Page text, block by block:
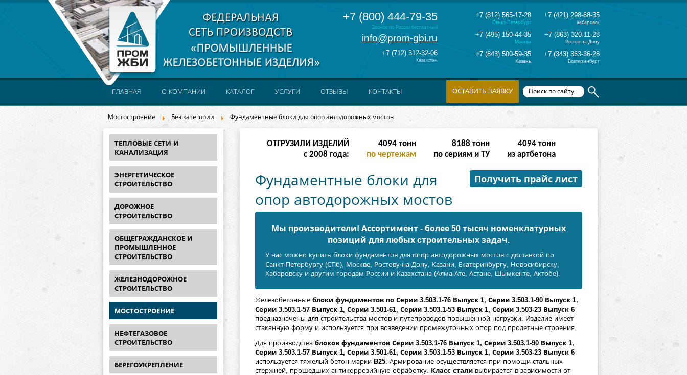
+7 (800) 444-79-35
Звонок по России бесплатный
info@prom-gbi.ru
+7 (712) 312-32-06
Казахстан
+7 (812) 565-17-28
Санкт-Петербург
+7 (421) 298-88-35
Хабаровск
+7 (495) 150-44-35
Москва
+7 (863) 320-11-28
Ростов-на-Дону
+7 (843) 500-59-35
Казань
+7 (343) 363-36-28
Екатеринбург
Мостостроение Без категории Фундаментные блоки для опор автодорожных мостов
ГЛАВНАЯ О КОМПАНИИ КАТАЛОГ УСЛУГИ ОТЗЫВЫ КОНТАКТЫ ОСТАВИТЬ ЗАЯВКУ
ТЕПЛОВЫЕ СЕТИ И
КАНАЛИЗАЦИЯ
ЭНЕРГЕТИЧЕСКОЕ
СТРОИТЕЛЬСТВО
ДОРОЖНОЕ
СТРОИТЕЛЬСТВО
ОБЩЕГРАЖДАНСКОЕ И
ПРОМЫШЛЕННОЕ
СТРОИТЕЛЬСТВО
ЖЕЛЕЗНОДОРОЖНОЕ
СТРОИТЕЛЬСТВО
МОСТОСТРОЕНИЕ
НЕФТЕГАЗОВОЕ
СТРОИТЕЛЬСТВО
БЕРЕГОУКРЕПЛЕНИЕ
ОТГРУЗИЛИ ИЗДЕЛИЙ
с 2008 года:
8190тонн
по чертежам
16380 тонн
по сериям и ТУ
8190тонн
из артбетона
Получить прайс лист
Фундаментные блоки для
опор автодорожных мостов
Мы производители! Ассортимент - более 50 тысяч номенклатурных
позиций для любых cтроительных задач.
У нас можно купить блоки фундаментов для опор автодорожных мостов с доставкой по
Санкт-Петербургу (СПб), Москве, Ростову-на-Дону, Казани, Екатеринбургу, Новосибирску,
Хабаровску и другим городам России и Казахстана (Алма-Ате, Астане, Шымкенте, Актобе).
Железобетонные блоки фундаментов по Серии 3.503.1-76 Выпуск 1, Серии 3.503.1-90 Выпуск 1,
Серии 3.503.1-57 Выпуск 1, Серии 3.501-61, Серии 3.503.1-53 Выпуск 1, Серии 3.503-23 Выпуск 6
предназначены для строительства мостов и путепроводов повышенной нагрузки. Изделие имеет
стаканную форму и используется при возведении промежуточных опор под пролетные строения.
Для производства блоков фундаментов Серии 3.503.1-76 Выпуск 1, Серии 3.503.1-90 Выпуск 1,
Серии 3.503.1-57 Выпуск 1, Серии 3.501-61, Серии 3.503.1-53 Выпуск 1, Серии 3.503-23 Выпуск 6
используется тяжелый бетон марки B25. Армирование осуществляется при помощи стальных
стержней, прошедших антикоррозийную обработку. Класс стали выбирается в зависимости от